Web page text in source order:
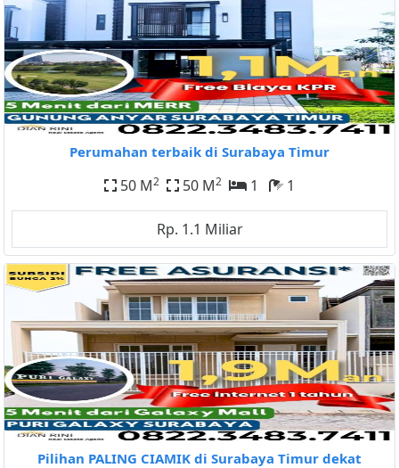
Perumahan terbaik di Surabaya Timur
50 M2 50 M2 1 1
Rp. 1.1 Miliar
Pilihan PALING CIAMIK di Surabaya Timur dekat